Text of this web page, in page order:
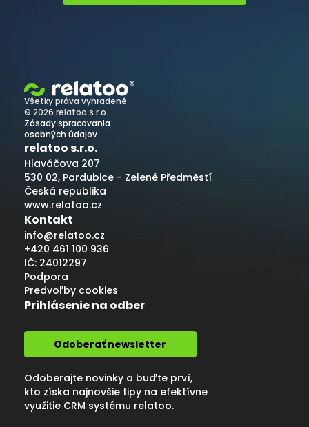
Všetky práva vyhradené
© 2026 relatoo s.r.o.
Zásady spracovania
osobných údajov
relatoo s.r.o.
Hlaváčova 207
530 02, Pardubice - Zelené Předměstí
Česká republika
www.relatoo.cz
Kontakt
info@relatoo.cz
+420 461 100 936
IČ: 24012297
Podpora
Predvoľby cookies
Prihlásenie na odber
Odoberať newsletter
Odoberajte novinky a buďte prví,
kto získa najnovšie tipy na efektívne
využitie CRM systému relatoo.